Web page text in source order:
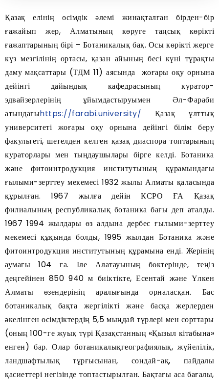
Қазақ елінің өсімдік әлемі жинақталған бірден-бір
ғажайып жер, Алматының көруге таңсық көрікті
ғажаптарының бірі – Ботаникалық бақ. Осы көрікті жерге
күз мезгілінің ортасы, қазан айының бесі күні тұрақты
даму мақсаттары (ТДМ 11) аясында жоғары оқу орнына
дейінгі дайындық кафедрасының куратор-
эдвайзерлерінің ұйымдастыруымен Әл-Фараби
атындағыhttps://farabi.university/ Қазақ ұлттық
университеті жоғары оқу орнына дейінгі білім беру
факультеті, шетелден келген қазақ диаспора топтарының
кураторлары мен тыңдаушылары бірге келді. Ботаника
және фитоинтродукция институтының құрамындағы
ғылыми-зерттеу мекемесі 1932 жылы Алматы қаласында
құрылған. 1967 жылға дейін КСРО ҒА Қазақ
филиалының республикалық ботаника бағы деп аталды.
1967 1994 жылдары өз алдына дербес ғылыми-зерттеу
мекемесі құқында болды, 1995 жылдан Ботаника және
фитоинтродукция институтының құрамына енді. Жерінің
аумағы 104 га. Іле Алатауының бөктерінде, теңіз
деңгейінен 850 940 м биіктікте, Есентай және Үлкен
Алматы өзендерінің аралығында орналасқан. Бас
ботаникалық бақта жергілікті және басқа жерлерден
әкелінген өсімдіктердің 5,5 мыңдай түрлері мен сорттары
(оның 100-ге жуық түрі Қазақстанның «Қызыл кітабына»
енген) бар. Олар ботаникалықгеографиялық, жүйелілік,
ландшафтылық тұрғысынан, сондай-ақ, пайдалы
қасиеттері негізінде топтастырылған. Бақтағы аса бағалы,